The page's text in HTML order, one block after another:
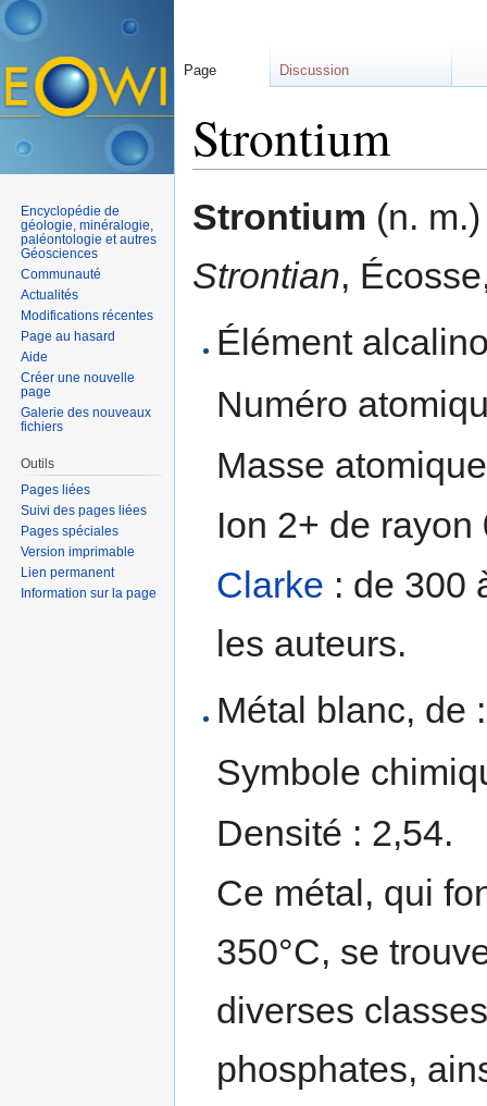
Strontium
Strontium (n.
Strontian,
Élément
Numéro
Masse
Ion 2+ de rayon
Clarke : de 300
les auteurs.
Métal blanc, de :
Symbole
Densité : 2,54.
Ce métal, qui
350°C, se
diverses
phosphates,
Page Discussion
Encyclopédie de
géologie, minéralogie,
paléontologie et autres
Géosciences
Communauté
Actualités
Modifications récentes
Page au hasard
Aide
Créer une nouvelle
page
Galerie des nouveaux
fichiers
Outils
Pages liées
Suivi des pages liées
Pages spéciales
Version imprimable
Lien permanent
Information sur la page